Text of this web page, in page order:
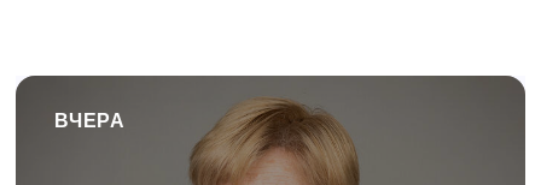
ВЧЕРА